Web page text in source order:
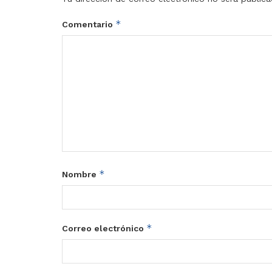
Comentario *
Nombre *
Correo electrónico *